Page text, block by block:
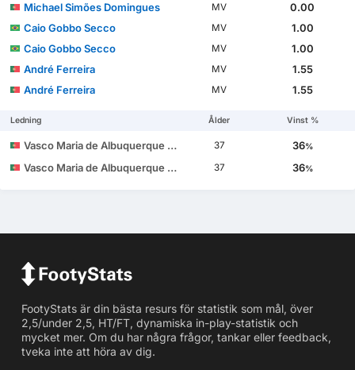
Michael Simões Domingues
MV
0.00
Caio Gobbo Secco
MV
1.00
Caio Gobbo Secco
MV
1.00
André Ferreira
MV
1.55
André Ferreira
MV 1.55
Ledning Ålder Vinst %
Vasco Maria de Albuquerque Botelho da Costa 37 36%
Vasco Maria de Albuquerque Botelho da Costa 37 36%
FootyStats är din bästa resurs för statistik som mål, över
2,5/under 2,5, HT/FT, dynamiska in-play-statistik och
mycket mer. Om du har några frågor, tankar eller feedback,
tveka inte att höra av dig.